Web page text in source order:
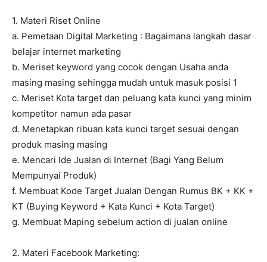
1. Materi Riset Online
a. Pemetaan Digital Marketing : Bagaimana langkah dasar
belajar internet marketing
b. Meriset keyword yang cocok dengan Usaha anda
masing masing sehingga mudah untuk masuk posisi 1
c. Meriset Kota target dan peluang kata kunci yang minim
kompetitor namun ada pasar
d. Menetapkan ribuan kata kunci target sesuai dengan
produk masing masing
e. Mencari Ide Jualan di Internet (Bagi Yang Belum
Mempunyai Produk)
f. Membuat Kode Target Jualan Dengan Rumus BK + KK +
KT (Buying Keyword + Kata Kunci + Kota Target)
g. Membuat Maping sebelum action di jualan online
2. Materi Facebook Marketing: